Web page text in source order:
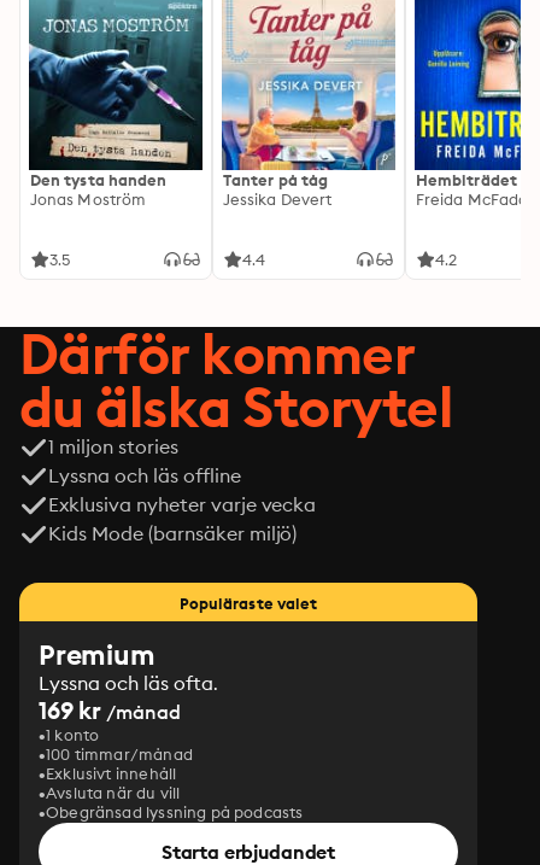
Den tysta handen
Jonas Moström
3.5
Tanter på tåg
Jessika Devert
4.4
Hembiträdet
Freida
4.2
Därför kommer
du älska Storytel
1 miljon stories
Lyssna och läs offline
Exklusiva nyheter varje vecka
Kids Mode (barnsäker miljö)
Populäraste valet
Premium
Lyssna och läs ofta.
169 kr /månad
1 konto
100 timmar/månad
Exklusivt innehåll
Avsluta när du vill
Obegränsad lyssning på podcasts
Starta erbjudandet